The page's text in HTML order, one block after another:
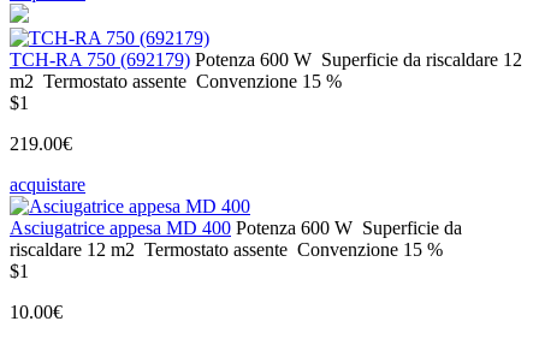
TCH-RA 750 (692179) Potenza 600 W Superficie da riscaldare 12
m2 Termostato assente Convenzione 15 %
$1
219.00€
acquistare
Asciugatrice appesa MD 400 Potenza 600 W Superficie da
riscaldare 12 m2 Termostato assente Convenzione 15 %
$1
10.00€